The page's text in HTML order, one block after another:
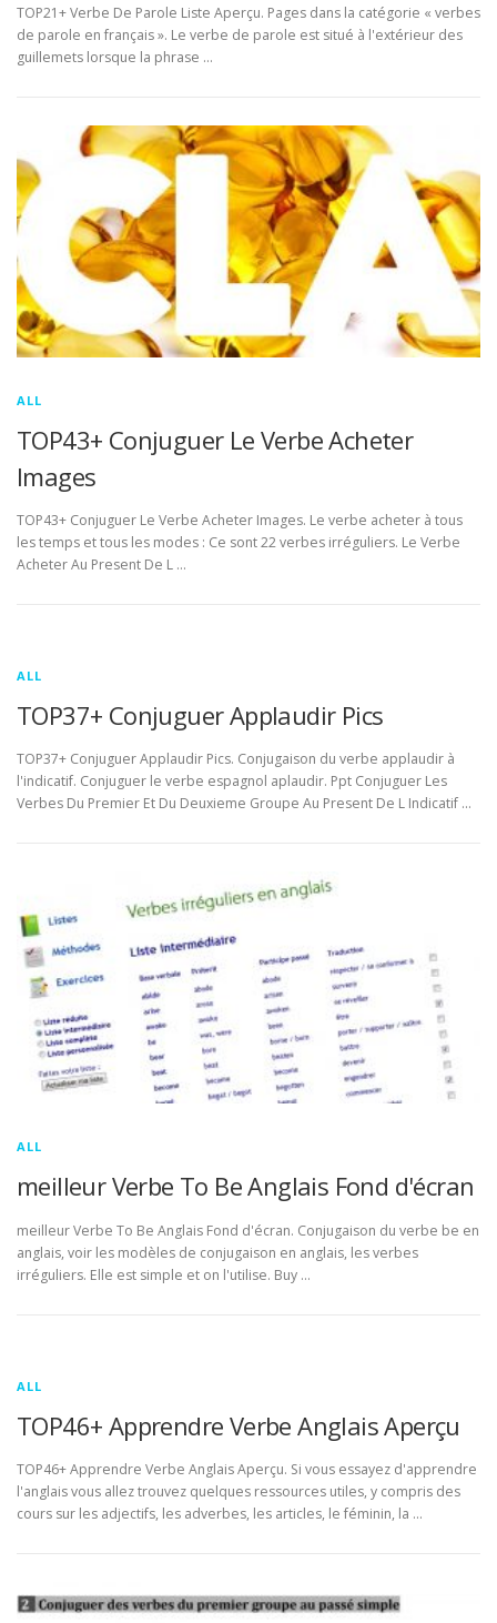
TOP21+ Verbe De Parole Liste Aperçu. Pages dans la catégorie « verbes
de parole en français ». Le verbe de parole est situé à l'extérieur des
guillemets lorsque la phrase …
ALL
TOP43+ Conjuguer Le Verbe Acheter
Images
TOP43+ Conjuguer Le Verbe Acheter Images. Le verbe acheter à tous
les temps et tous les modes : Ce sont 22 verbes irréguliers. Le Verbe
Acheter Au Present De L …
ALL
TOP37+ Conjuguer Applaudir Pics
TOP37+ Conjuguer Applaudir Pics. Conjugaison du verbe applaudir à
l'indicatif. Conjuguer le verbe espagnol aplaudir. Ppt Conjuguer Les
Verbes Du Premier Et Du Deuxieme Groupe Au Present De L Indicatif …
ALL
meilleur Verbe To Be Anglais Fond d'écran
meilleur Verbe To Be Anglais Fond d'écran. Conjugaison du verbe be en
anglais, voir les modèles de conjugaison en anglais, les verbes
irréguliers. Elle est simple et on l'utilise. Buy …
ALL
TOP46+ Apprendre Verbe Anglais Aperçu
TOP46+ Apprendre Verbe Anglais Aperçu. Si vous essayez d'apprendre
l'anglais vous allez trouvez quelques ressources utiles, y compris des
cours sur les adjectifs, les adverbes, les articles, le féminin, la …